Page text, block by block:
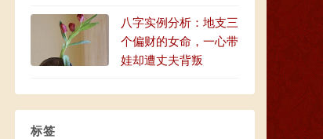
八字实例分析：地支三
个偏财的女命，一心带
娃却遭丈夫背叛
标签